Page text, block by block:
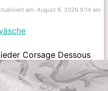
am: August 8, 2026 9:14 am